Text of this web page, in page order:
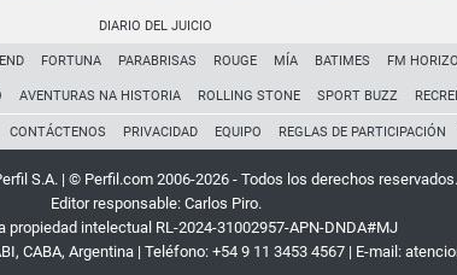
DIARIO DEL JUICIO
FORTUNA PARABRISAS ROUGE MÍA BATIMES FM
AVENTURAS NA HISTORIA ROLLING STONE SPORT BUZZ
CONTÁCTENOS PRIVACIDAD EQUIPO REGLAS DE PARTICIPACIÓN
S.A. | © Perfil.com 2006-2026 - Todos los derechos reservados.
Editor responsable: Carlos Piro.
propiedad intelectual RL-2024-31002957-APN-DNDA#MJ
, CABA, Argentina| Teléfono: +54 9 11 3453 4567| E-mail: